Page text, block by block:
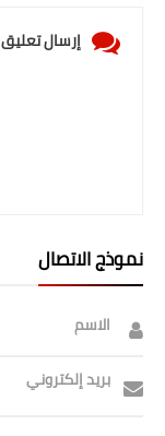
إرسال تعليق
نموذج الاتصال
الاسم
بريد إلكتروني